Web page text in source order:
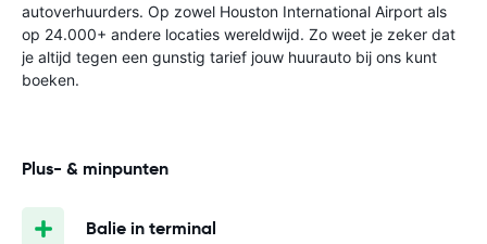
autoverhuurders. Op zowel Houston International Airport als
op 24.000+ andere locaties wereldwijd. Zo weet je zeker dat
je altijd tegen een gunstig tarief jouw huurauto bij ons kunt
boeken.
Plus- & minpunten
Balie in terminal